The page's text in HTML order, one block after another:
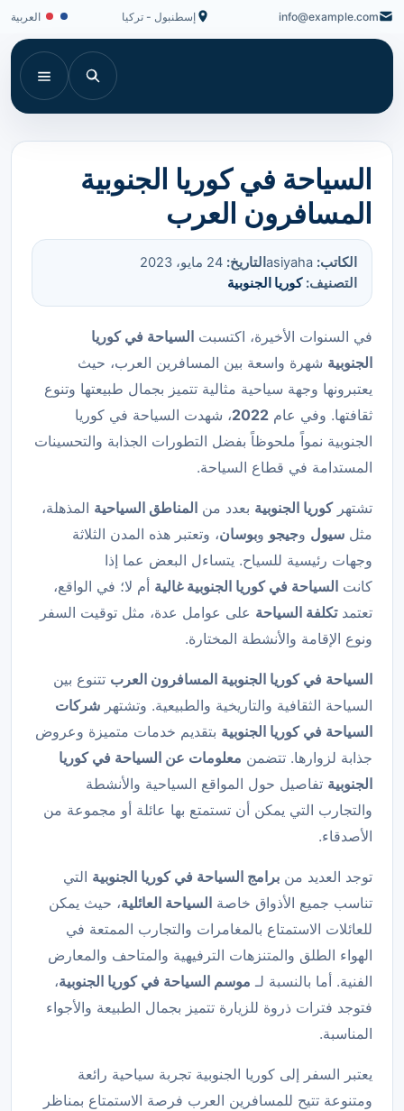
info@example.com إسطنبول - تركيا العربية
السياحة في كوريا الجنوبية
المسافرون العرب
الكاتب: asiyaha التاريخ: 24 مايو، 2023
التصنيف: كوريا الجنوبية
في السنوات الأخيرة، اكتسبتالسياحة في كوريا
الجنوبية شهرة واسعة بين المسافرين العرب، حيث
يعتبرونها وجهة سياحية مثالية تتميز بجمال طبيعتها وتنوع
ثقافتها. وفي عام2022، شهدت السياحة في كوريا
الجنوبية نمواً ملحوظاً بفضل التطورات الجذابة والتحسينات
المستدامة في قطاع السياحة.
تشتهركوريا الجنوبية بعدد منالمناطق السياحية المذهلة،
مثلسيول وجيجو وبوسان، وتعتبر هذه المدن الثلاثة
وجهات رئيسية للسياح. يتساءل البعض عما إذا
كانتالسياحة في كوريا الجنوبية غالية أم لا؛ في الواقع،
تعتمدتكلفة السياحة على عوامل عدة، مثل توقيت السفر
ونوع الإقامة والأنشطة المختارة.
السياحة في كوريا الجنوبية المسافرون العرب تتنوع بين
السياحة الثقافية والتاريخية والطبيعية. وتشتهرشركات
السياحة في كوريا الجنوبية بتقديم خدمات متميزة وعروض
جذابة لزوارها. تتضمن معلومات عن السياحة في كوريا
الجنوبية تفاصيل حول المواقع السياحية والأنشطة
والتجارب التي يمكن أن تستمتع بها عائلة أو مجموعة من
الأصدقاء.
توجد العديد منبرامج السياحة في كوريا الجنوبية التي
تناسب جميع الأذواق خاصةالسياحة العائلية، حيث يمكن
للعائلات الاستمتاع بالمغامرات والتجارب الممتعة في
الهواء الطلق والمتنزهات الترفيهية والمتاحف والمعارض
الفنية. أما بالنسبة لـ موسم السياحة في كوريا الجنوبية،
فتوجد فترات ذروة للزيارة تتميز بجمال الطبيعة والأجواء
المناسبة.
يعتبر السفر إلى كوريا الجنوبية تجربة سياحية رائعة
ومتنوعة تتيح للمسافرين العرب فرصة الاستمتاع بمناظر